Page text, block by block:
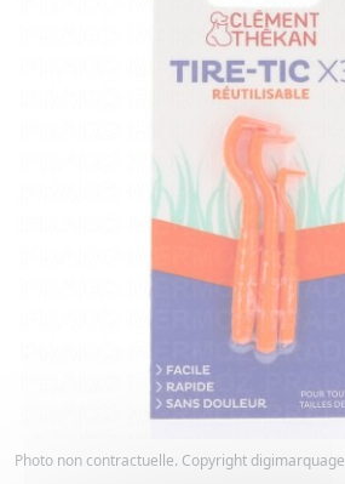
Photo non contractuelle. Copyright digimarquage